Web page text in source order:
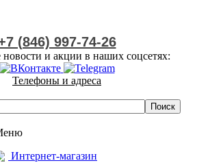
(846) 997-74-26
и акции в наших соцсетях:
Телефоны и адреса
Интернет-магазин